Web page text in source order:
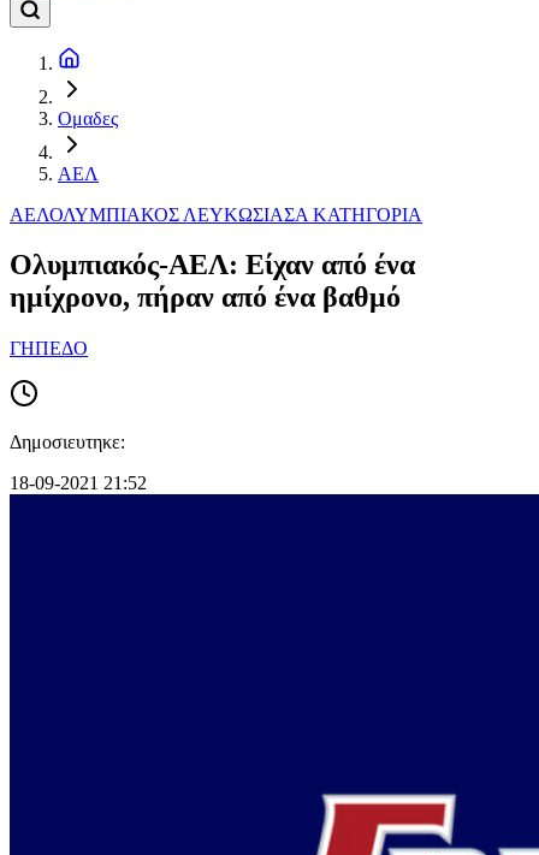
Ομαδες
ΑΕΛ
ΑΕΛΟΛΥΜΠΙΑΚΟΣ ΛΕΥΚΩΣΙΑΣΑ ΚΑΤΗΓΟΡΙΑ
Ολυμπιακός-ΑΕΛ: Είχαν από ένα
ημίχρονο, πήραν από ένα βαθμό
ΓΗΠΕΔΟ
Δημοσιευτηκε:
18-09-2021 21:52